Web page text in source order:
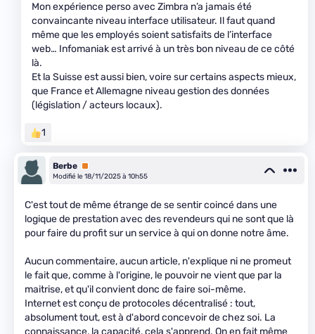
Mon expérience perso avec Zimbra n’a jamais été
convaincante niveau interface utilisateur. Il faut quand
même que les employés soient satisfaits de l’interface
web… Infomaniak est arrivé à un très bon niveau de ce côté
là.
Et la Suisse est aussi bien, voire sur certains aspects mieux,
que France et Allemagne niveau gestion des données
(législation / acteurs locaux).
1
Berbe Premium
Modifié le 18/11/2025 à 10h55
C'est tout de même étrange de se sentir coincé dans une
logique de prestation avec des revendeurs qui ne sont que là
pour faire du profit sur un service à qui on donne notre âme.
Aucun commentaire, aucun article, n'explique ni ne promeut
le fait que, comme à l'origine, le pouvoir ne vient que par la
maitrise, et qu'il convient donc de faire soi-même.
Internet est conçu de protocoles décentralisé : tout,
absolument tout, est à d'abord concevoir de chez soi. La